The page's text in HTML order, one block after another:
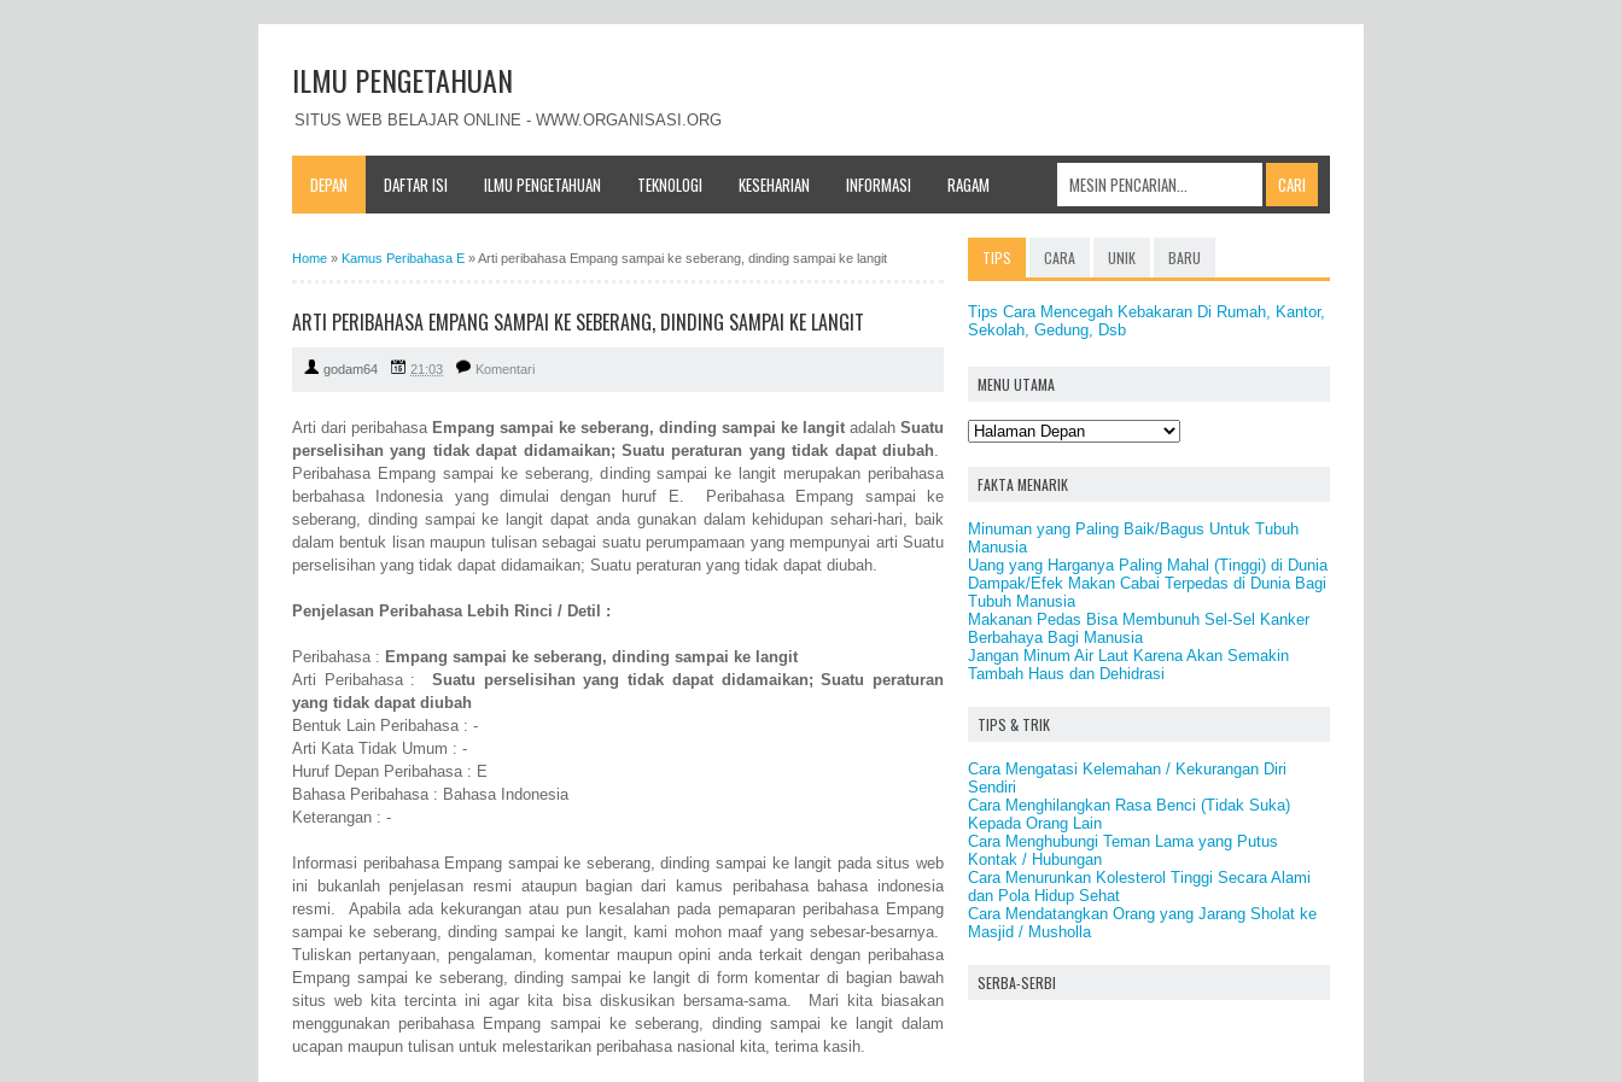
ILMU PENGETAHUAN
SITUS WEB BELAJAR ONLINE - WWW.ORGANISASI.ORG
DEPAN DAFTAR ISI ILMU PENGETAHUAN TEKNOLOGI KESEHARIAN INFORMASI RAGAM
Home » Kamus Peribahasa E »Arti peribahasa Empang sampai ke seberang, dinding sampai ke langit
ARTI PERIBAHASA EMPANG SAMPAI KE SEBERANG, DINDING SAMPAI KE LANGIT
godam64 21:03 Komentari
Arti dari peribahasa Empang sampai ke seberang, dinding sampai ke langit adalah Suatu
perselisihan yang tidak dapat didamaikan; Suatu peraturan yang tidak dapat diubah.
Peribahasa Empang sampai ke seberang, dinding sampai ke langit merupakan peribahasa
berbahasa Indonesia yang dimulai dengan huruf E. Peribahasa Empang sampai ke
seberang, dinding sampai ke langit dapat anda gunakan dalam kehidupan sehari-hari, baik
dalam bentuk lisan maupun tulisan sebagai suatu perumpamaan yang mempunyai arti Suatu
perselisihan yang tidak dapat didamaikan; Suatu peraturan yang tidak dapat diubah.
Penjelasan Peribahasa Lebih Rinci / Detil :
Peribahasa : Empang sampai ke seberang, dinding sampai ke langit
Arti Peribahasa : Suatu perselisihan yang tidak dapat didamaikan; Suatu peraturan
yang tidak dapat diubah
Bentuk Lain Peribahasa : -
Arti Kata Tidak Umum : -
Huruf Depan Peribahasa : E
Bahasa Peribahasa : Bahasa Indonesia
Keterangan : -
Informasi peribahasa Empang sampai ke seberang, dinding sampai ke langit pada situs web
ini bukanlah penjelasan resmi ataupun bagian dari kamus peribahasa bahasa indonesia
resmi. Apabila ada kekurangan atau pun kesalahan pada pemaparan peribahasa Empang
sampai ke seberang, dinding sampai ke langit, kami mohon maaf yang sebesar-besarnya.
Tuliskan pertanyaan, pengalaman, komentar maupun opini anda terkait dengan peribahasa
Empang sampai ke seberang, dinding sampai ke langit di form komentar di bagian bawah
situs web kita tercinta ini agar kita bisa diskusikan bersama-sama. Mari kita biasakan
menggunakan peribahasa Empang sampai ke seberang, dinding sampai ke langit dalam
ucapan maupun tulisan untuk melestarikan peribahasa nasional kita, terima kasih.
TIPS CARA UNIK BARU
Tips Cara Mencegah Kebakaran Di Rumah, Kantor,
Sekolah, Gedung, Dsb
MENU UTAMA
FAKTA MENARIK
Minuman yang Paling Baik/Bagus Untuk Tubuh
Manusia
Uang yang Harganya Paling Mahal (Tinggi) di Dunia
Dampak/Efek Makan Cabai Terpedas di Dunia Bagi
Tubuh Manusia
Makanan Pedas Bisa Membunuh Sel-Sel Kanker
Berbahaya Bagi Manusia
Jangan Minum Air Laut Karena Akan Semakin
Tambah Haus dan Dehidrasi
TIPS & TRIK
Cara Mengatasi Kelemahan / Kekurangan Diri
Sendiri
Cara Menghilangkan Rasa Benci (Tidak Suka)
Kepada Orang Lain
Cara Menghubungi Teman Lama yang Putus
Kontak / Hubungan
Cara Menurunkan Kolesterol Tinggi Secara Alami
dan Pola Hidup Sehat
Cara Mendatangkan Orang yang Jarang Sholat ke
Masjid / Musholla
SERBA-SERBI